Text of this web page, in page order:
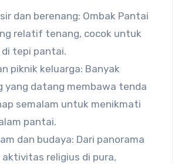
dan berenang: Ombak Pantai
relatif tenang, cocok untuk
di tepi pantai.
piknik keluarga: Banyak
yang datang membawa tenda
semalam untuk menikmati
pantai.
dan budaya: Dari panorama
religius di pura,